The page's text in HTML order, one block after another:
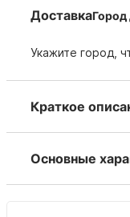
ДоставкаГород
Укажите город,
Краткое
Основные